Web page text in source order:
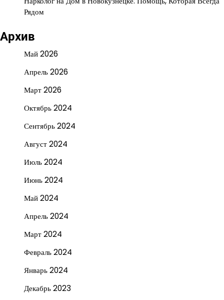
Рядом
Архив
Май 2026
Апрель 2026
Март 2026
Октябрь 2024
Сентябрь 2024
Август 2024
Июль 2024
Июнь 2024
Май 2024
Апрель 2024
Март 2024
Февраль 2024
Январь 2024
Декабрь 2023